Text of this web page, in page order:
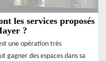
les services proposés
?
une opération très
gagner des espaces dans sa